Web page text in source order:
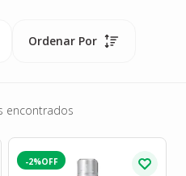
Ordenar Por
encontrados
-2%